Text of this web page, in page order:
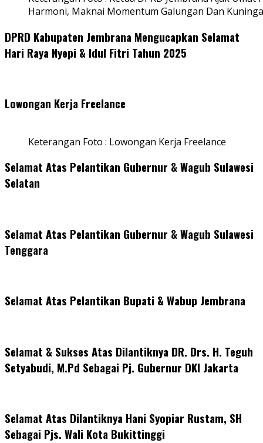
Harmoni, Maknai Momentum Galungan Dan
DPRD Kabupaten Jembrana Mengucapkan Selamat
Hari Raya Nyepi & Idul Fitri Tahun 2025
Lowongan Kerja Freelance
Keterangan Foto : Lowongan Kerja Freelance
Selamat Atas Pelantikan Gubernur & Wagub Sulawesi
Selatan
Selamat Atas Pelantikan Gubernur & Wagub Sulawesi
Tenggara
Selamat Atas Pelantikan Bupati & Wabup Jembrana
Selamat & Sukses Atas Dilantiknya DR. Drs. H. Teguh
Setyabudi, M.Pd Sebagai Pj. Gubernur DKI Jakarta
Selamat Atas Dilantiknya Hani Syopiar Rustam, SH
Sebagai Pjs. Wali Kota Bukittinggi